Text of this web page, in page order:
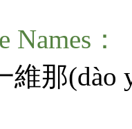
：
維那(dào